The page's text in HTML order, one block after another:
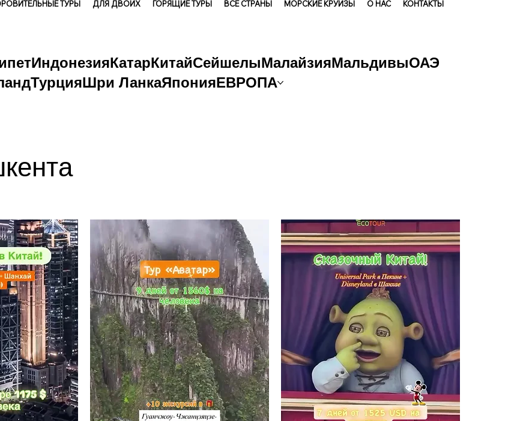
ТУРЫ ДЛЯ ДВОИХ ГОРЯЩИЕ ТУРЫ ВСЕ СТРАНЫ МОРСКИЕ КРУИЗЫ О НАС КОНТАКТЫ
ИндонезияКатарКитайСейшелыМалайзияМальдивыОАЭ
ТурцияШри ЛанкаЯпонияЕВРОПА